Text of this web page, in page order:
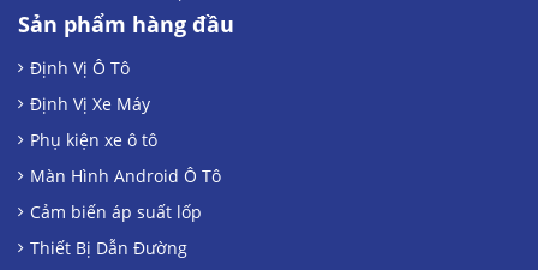
Sản phẩm hàng đầu
Định Vị Ô Tô
Định Vị Xe Máy
Phụ kiện xe ô tô
Màn Hình Android Ô Tô
Cảm biến áp suất lốp
Thiết Bị Dẫn Đường